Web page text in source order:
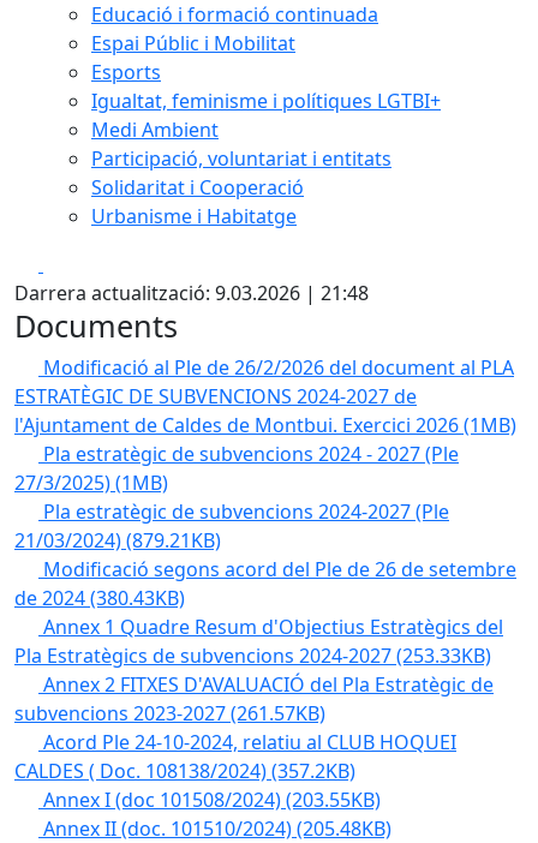
Educació i formació continuada
Espai Públic i Mobilitat
Esports
Igualtat, feminisme i polítiques LGTBI+
Medi Ambient
Participació, voluntariat i entitats
Solidaritat i Cooperació
Urbanisme i Habitatge
Darrera actualització: 9.03.2026 | 21:48
Documents
Modificació al Ple de 26/2/2026 del document al PLA
ESTRATÈGIC DE SUBVENCIONS 2024-2027 de
l'Ajuntament de Caldes de Montbui. Exercici 2026(1MB)
Pla estratègic de subvencions 2024 - 2027 (Ple
27/3/2025)(1MB)
Pla estratègic de subvencions 2024-2027 (Ple
21/03/2024)(879.21KB)
Modificació segons acord del Ple de 26 de setembre
de 2024(380.43KB)
Annex 1 Quadre Resum d'Objectius Estratègics del
Pla Estratègics de subvencions 2024-2027(253.33KB)
Annex 2 FITXES D'AVALUACIÓ del Pla Estratègic de
subvencions 2023-2027(261.57KB)
Acord Ple 24-10-2024, relatiu al CLUB HOQUEI
CALDES ( Doc. 108138/2024)(357.2KB)
Annex I (doc 101508/2024)(203.55KB)
Annex II (doc. 101510/2024)(205.48KB)